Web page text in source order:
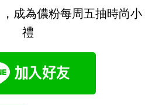
，成為儂粉每周五抽時尚小
禮